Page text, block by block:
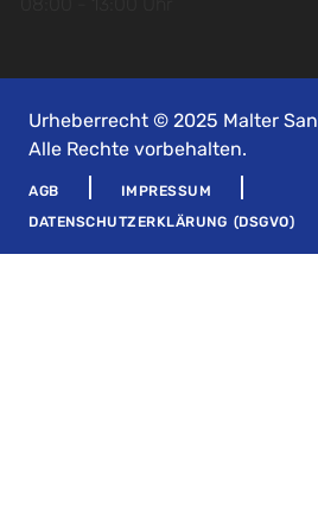
Urheberrecht © 2025 Malter
Alle Rechte vorbehalten.
AGB
IMPRESSUM
DATENSCHUTZERKLÄRUNG (DSGVO)